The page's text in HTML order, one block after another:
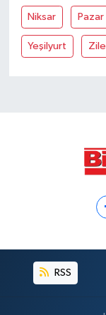
Niksar Pazar
Yeşilyurt Zile
RSS
Siyaset